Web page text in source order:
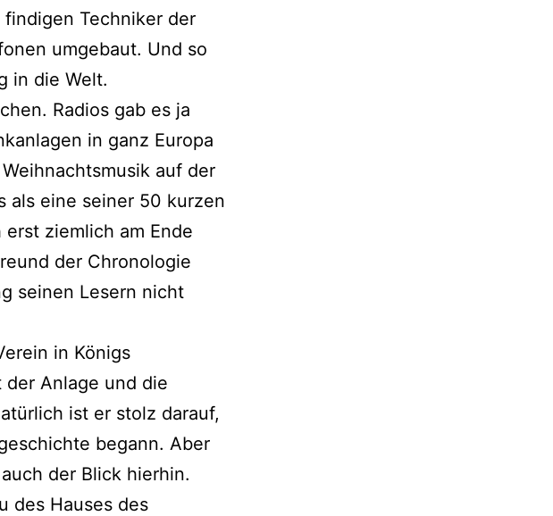
Techniker der
umgebaut. Und so
in die Welt.
Radios gab es ja
in ganz Europa
auf der
als eine seiner 50 kurzen
ziemlich am Ende
der Chronologie
seinen Lesern nicht
in Königs
der Anlage und die
ist er stolz darauf,
begann. Aber
der Blick hierhin.
des Hauses des